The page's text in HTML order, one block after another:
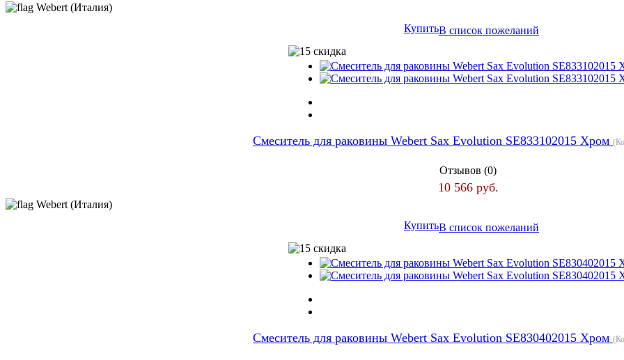
Webert (Италия)
КупитьВ список пожеланий
Cмеситель для раковины Webert Sax Evolution SE833102015 Хром
Отзывов (0)
10 566 руб.
Webert (Италия)
КупитьВ список пожеланий
Cмеситель для раковины Webert Sax Evolution SE830402015 Хром